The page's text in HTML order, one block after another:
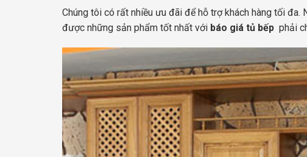
Chúng tôi có rất nhiều ưu đãi để hỗ trợ khách hàng tối
được những sản phẩm tốt nhất với báo giá tủ bếp phải